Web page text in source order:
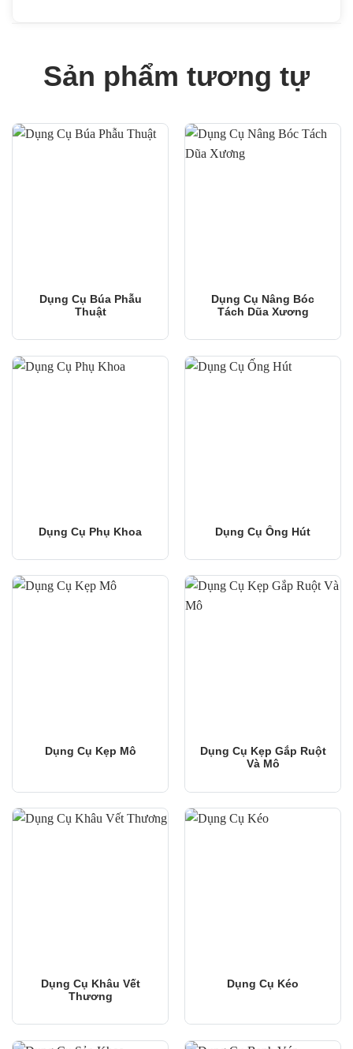
Sản phẩm tương tự
Dụng Cụ Búa Phẫu
Thuật
Dụng Cụ Nâng Bóc
Tách Dũa Xương
Dụng Cụ Phụ Khoa Dụng Cụ Ống Hút
Dụng Cụ Kẹp Mô
Dụng Cụ Kẹp Gắp Ruột
Và Mô
Dụng Cụ Khâu Vết
Thương
Dụng Cụ Kéo